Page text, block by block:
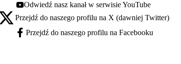
Youtube - otwiera się w nowej karcie
Odwiedź nasz kanał w serwisie YouTube
X - otwiera się w nowej karcie
Przejdź do naszego profilu na X (dawniej Twitter)
Facebook - otwiera się w nowej karcie
Przejdź do naszego profilu na Facebooku